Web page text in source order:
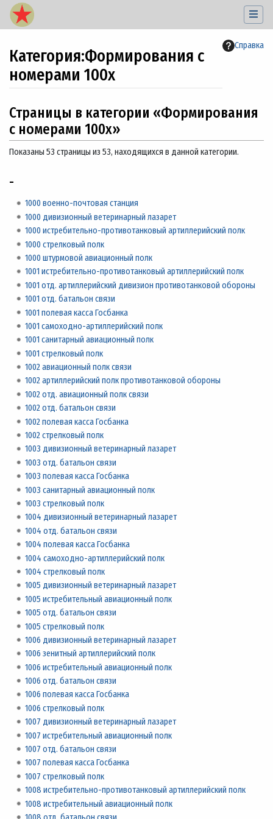
Справка
Категория:Формирования с
номерами 100x
Страницы в категории «Формирования
с номерами 100x»
Показаны 53 страницы из 53, находящихся в данной категории.
-
1000 военно-почтовая станция
1000 дивизионный ветеринарный лазарет
1000 истребительно-противотанковый артиллерийский полк
1000 стрелковый полк
1000 штурмовой авиационный полк
1001 истребительно-противотанковый артиллерийский полк
1001 отд. артиллерийский дивизион противотанковой обороны
1001 отд. батальон связи
1001 полевая касса Госбанка
1001 самоходно-артиллерийский полк
1001 санитарный авиационный полк
1001 стрелковый полк
1002 авиационный полк связи
1002 артиллерийский полк противотанковой обороны
1002 отд. авиационный полк связи
1002 отд. батальон связи
1002 полевая касса Госбанка
1002 стрелковый полк
1003 дивизионный ветеринарный лазарет
1003 отд. батальон связи
1003 полевая касса Госбанка
1003 санитарный авиационный полк
1003 стрелковый полк
1004 дивизионный ветеринарный лазарет
1004 отд. батальон связи
1004 полевая касса Госбанка
1004 самоходно-артиллерийский полк
1004 стрелковый полк
1005 дивизионный ветеринарный лазарет
1005 истребительный авиационный полк
1005 отд. батальон связи
1005 стрелковый полк
1006 дивизионный ветеринарный лазарет
1006 зенитный артиллерийский полк
1006 истребительный авиационный полк
1006 отд. батальон связи
1006 полевая касса Госбанка
1006 стрелковый полк
1007 дивизионный ветеринарный лазарет
1007 истребительный авиационный полк
1007 отд. батальон связи
1007 полевая касса Госбанка
1007 стрелковый полк
1008 истребительно-противотанковый артиллерийский полк
1008 истребительный авиационный полк